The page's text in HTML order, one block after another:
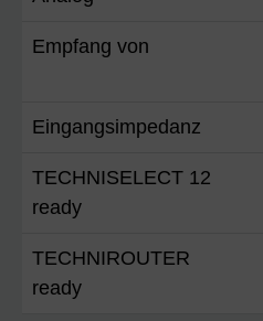
Empfang von
Eingangsimpedanz
TECHNISELECT 12
ready
TECHNIROUTER
ready